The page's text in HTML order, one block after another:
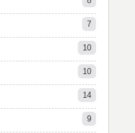
7
10
10
14
9